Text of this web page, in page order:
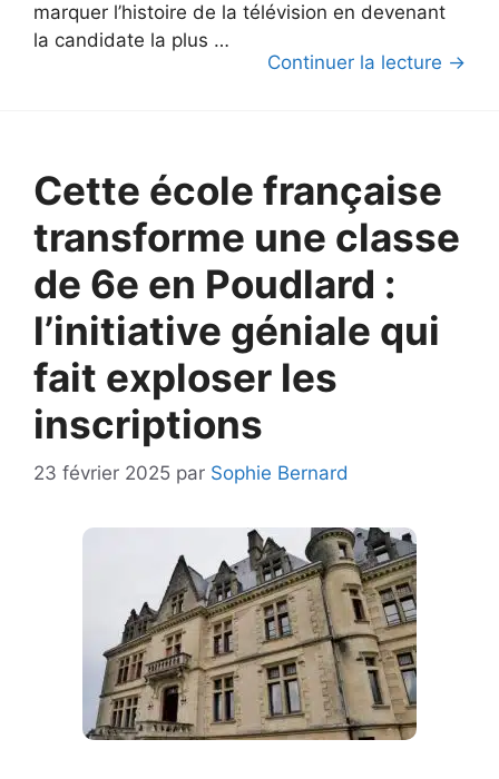
marquer l’histoire de la télévision en devenant
la candidate la plus …
Continuer la lecture →
Cette école française
transforme une classe
de 6e en Poudlard :
l’initiative géniale qui
fait exploser les
inscriptions
23 février 2025 par Sophie Bernard